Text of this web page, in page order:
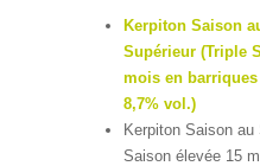
Kerpiton Saison
Supérieur (Triple
mois en
8,7% vol.)
Kerpiton Saison
Saison élevée 15